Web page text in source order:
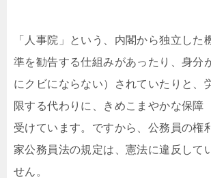
「人事院」という、内閣から独立した
準を勧告する仕組みがあったり、身分
にクビにならない）されていたりと、
限する代わりに、きめこまやかな保障
受けています。ですから、公務員の権
家公務員法の規定は、憲法に違反して
せん。